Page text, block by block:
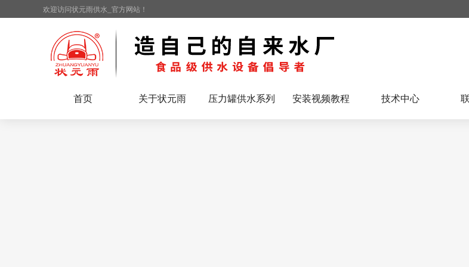
欢迎访问状元雨供水_官方网站！
首页 关于状元雨 压力罐供水系列 安装视频教程 技术中心